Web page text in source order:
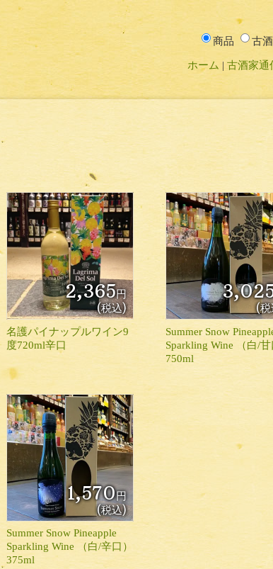
ホーム 古酒家通
商品 古
名護パイナップルワイン9
度720ml辛口
2,365円
(税込)
Summer Snow
Sparkling Wine （白/甘
750ml
(
Summer Snow Pineapple
Sparkling Wine （白/辛口）
375ml
1,570円
(税込)